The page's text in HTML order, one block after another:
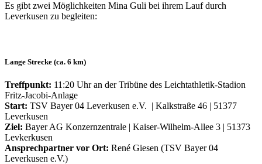
Es gibt zwei Möglichkeiten Mina Guli bei ihrem Lauf durch
Leverkusen zu begleiten:
Lange Strecke (ca. 6 km)
Treffpunkt: 11:20 Uhr an der Tribüne des Leichtathletik-Stadion
Fritz-Jacobi-Anlage
Start: TSV Bayer 04 Leverkusen e.V. | Kalkstraße 46 | 51377
Leverkusen
Ziel: Bayer AG Konzernzentrale | Kaiser-Wilhelm-Allee 3 | 51373
Levkerkusen
Ansprechpartner vor Ort: René Giesen (TSV Bayer 04
Leverkusen e.V.)